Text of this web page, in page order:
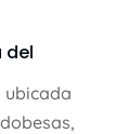
del
ubicada